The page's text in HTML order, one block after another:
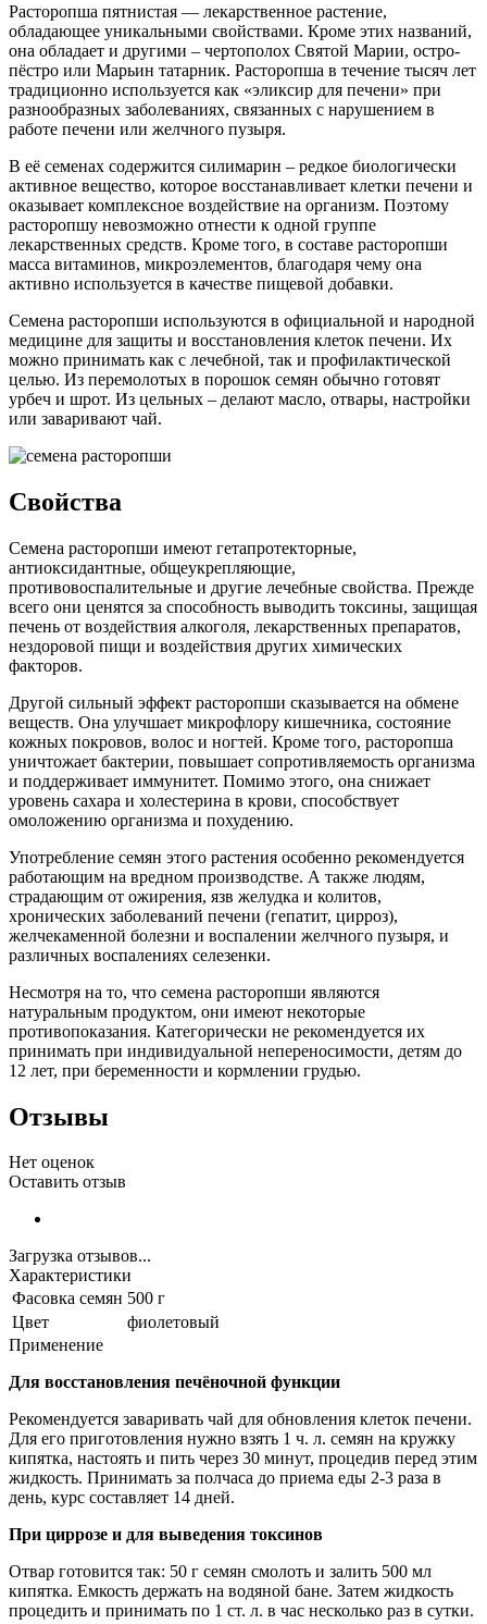
Расторопша пятнистая — лекарственное растение,
обладающее уникальными свойствами. Кроме этих названий,
она обладает и другими – чертополох Святой Марии, остро-
пёстро или Марьин татарник. Расторопша в течение тысяч лет
традиционно используется как «эликсир для печени» при
разнообразных заболеваниях, связанных с нарушением в
работе печени или желчного пузыря.
В её семенах содержится силимарин – редкое биологически
активное вещество, которое восстанавливает клетки печени и
оказывает комплексное воздействие на организм. Поэтому
расторопшу невозможно отнести к одной группе
лекарственных средств. Кроме того, в составе расторопши
масса витаминов, микроэлементов, благодаря чему она
активно используется в качестве пищевой добавки.
Семена расторопши используются в официальной и народной
медицине для защиты и восстановления клеток печени. Их
можно принимать как с лечебной, так и профилактической
целью. Из перемолотых в порошок семян обычно готовят
урбеч и шрот. Из цельных – делают масло, отвары, настройки
или заваривают чай.
Свойства
Семена расторопши имеют гетапротекторные,
антиоксидантные, общеукрепляющие,
противовоспалительные и другие лечебные свойства. Прежде
всего они ценятся за способность выводить токсины, защищая
печень от воздействия алкоголя, лекарственных препаратов,
нездоровой пищи и воздействия других химических
факторов.
Другой сильный эффект расторопши сказывается на обмене
веществ. Она улучшает микрофлору кишечника, состояние
кожных покровов, волос и ногтей. Кроме того, расторопша
уничтожает бактерии, повышает сопротивляемость организма
и поддерживает иммунитет. Помимо этого, она снижает
уровень сахара и холестерина в крови, способствует
омоложению организма и похудению.
Употребление семян этого растения особенно рекомендуется
работающим на вредном производстве. А также людям,
страдающим от ожирения, язв желудка и колитов,
хронических заболеваний печени (гепатит, цирроз),
желчекаменной болезни и воспалении желчного пузыря, и
различных воспалениях селезенки.
Несмотря на то, что семена расторопши являются
натуральным продуктом, они имеют некоторые
противопоказания. Категорически не рекомендуется их
принимать при индивидуальной непереносимости, детям до
12 лет, при беременности и кормлении грудью.
Отзывы
Нет оценок
Оставить отзыв
Загрузка отзывов...
Характеристики
Фасовка семян 500 г
Цвет
фиолетовый
Применение
Для восстановления печёночной функции
Рекомендуется заваривать чай для обновления клеток печени.
Для его приготовления нужно взять 1 ч. л. семян на кружку
кипятка, настоять и пить через 30 минут, процедив перед этим
жидкость. Принимать за полчаса до приема еды 2-3 раза в
день, курс составляет 14 дней.
При циррозе и для выведения токсинов
Отвар готовится так: 50 г семян смолоть и залить 500 мл
кипятка. Емкость держать на водяной бане. Затем жидкость
процедить и принимать по 1 ст. л. в час несколько раз в сутки.